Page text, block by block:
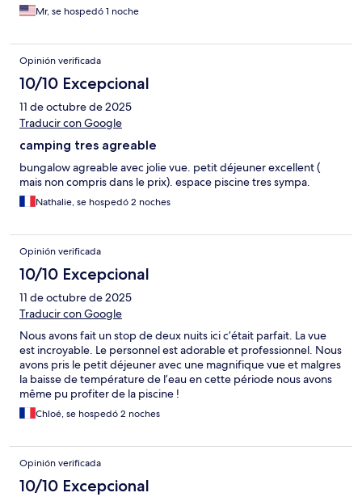
Mr, se hospedó 1 noche
Opinión verificada
10/10 Excepcional
11 de octubre de 2025
Traducir con Google
camping tres agreable
bungalow agreable avec jolie vue. petit déjeuner excellent (
mais non compris dans le prix). espace piscine tres sympa.
Nathalie, se hospedó 2 noches
Opinión verificada
10/10 Excepcional
11 de octubre de 2025
Traducir con Google
Nous avons fait un stop de deux nuits ici c’était parfait. La vue
est incroyable. Le personnel est adorable et professionnel. Nous
avons pris le petit déjeuner avec une magnifique vue et malgres
la baisse de température de l’eau en cette période nous avons
même pu profiter de la piscine !
Chloé, se hospedó 2 noches
Opinión verificada
10/10 Excepcional